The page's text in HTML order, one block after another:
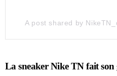
A post shared by
La sneaker Nike TN fait